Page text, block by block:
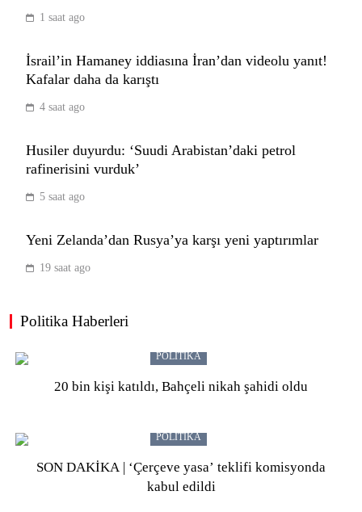
Politika Haberleri
POLITIKA
20 bin kişi katıldı, Bahçeli nikah şahidi oldu
POLITIKA
SON DAKİKA | ‘Çerçeve yasa’ teklifi komisyonda
kabul edildi
1 saat ago
İsrail’in Hamaney iddiasına İran’dan videolu yanıt!
Kafalar daha da karıştı
4 saat ago
Husiler duyurdu: ‘Suudi Arabistan’daki petrol
rafinerisini vurduk’
5 saat ago
Yeni Zelanda’dan Rusya’ya karşı yeni yaptırımlar
19 saat ago
8
9
çıktı: İşte fiyatı
1
günler önce gerçek görüntülerle ortaya
Yapay zekânın zihnini okumasına izin